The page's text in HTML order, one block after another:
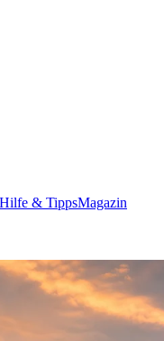
Hilfe & TippsMagazin